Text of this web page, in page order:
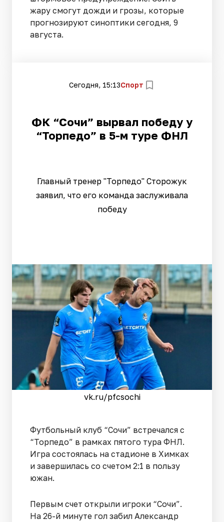
жару смогут дожди и грозы, которые
прогнозируют синоптики сегодня, 9
августа.
Сегодня, 15:13Спорт
ФК “Сочи” вырвал победу у
“Торпедо” в 5-м туре ФНЛ
Главный тренер "Торпедо" Сторожук
заявил, что его команда заслуживала
победу
vk.ru/pfcsochi
Футбольный клуб “Сочи” встречался с
“Торпедо” в рамках пятого тура ФНЛ.
Игра состоялась на стадионе в Химках
и завершилась со счетом 2:1 в пользу
южан.
Первым счет открыли игроки “Сочи”.
На 26-й минуте гол забил Александр